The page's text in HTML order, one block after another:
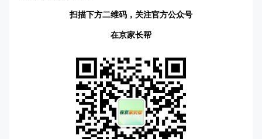
扫描下方二维码，关注官方公众号
在京家长帮